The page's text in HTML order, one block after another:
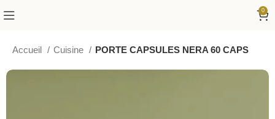
0
Accueil Cuisine PORTE CAPSULES NERA 60 CAPS